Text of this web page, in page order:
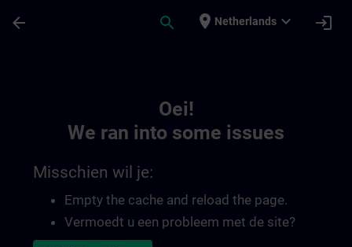
arrow_back search place Netherlands expand_more login
Oei!
We ran into some issues
Misschien wil je:
Empty the cache and reload the page.
Vermoedt u een probleem met de site?